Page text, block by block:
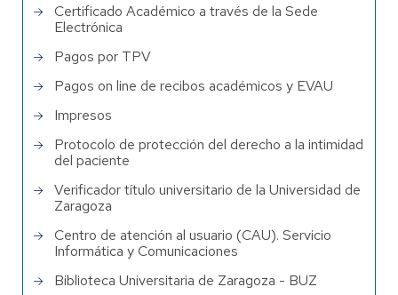
Certificado Académico a través de la Sede
Electrónica
Pagos por TPV
Pagos on line de recibos académicos y EVAU
Impresos
Protocolo de protección del derecho a la intimidad
del paciente
Verificador título universitario de la Universidad de
Zaragoza
Centro de atención al usuario (CAU). Servicio
Informática y Comunicaciones
Biblioteca Universitaria de Zaragoza - BUZ